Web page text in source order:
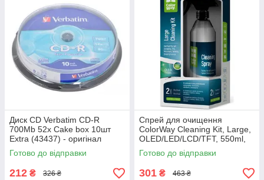
Диск CD Verbatim CD-R
700Mb 52x Cake box 10шт
Extra (43437) - оригінал
Готово до відправки
212 ₴ 326 ₴
Спрей для очищення
ColorWay Cleaning Kit, Large,
OLED/LED/LCD/TFT, 550ml,
microfibre*2 (CW-5500) -
оригінал
Готово до відправки
301 ₴ 463 ₴